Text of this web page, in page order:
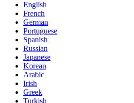
English
French
German
Portuguese
Spanish
Russian
Japanese
Korean
Arabic
Irish
Greek
Turkish